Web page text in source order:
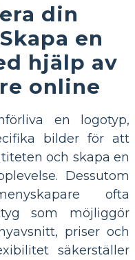
din
en
hjälp av
online
en logotyp,
bilder för att
och skapa en
Dessutom
ofta
som möjliggör
priser och
säkerställer